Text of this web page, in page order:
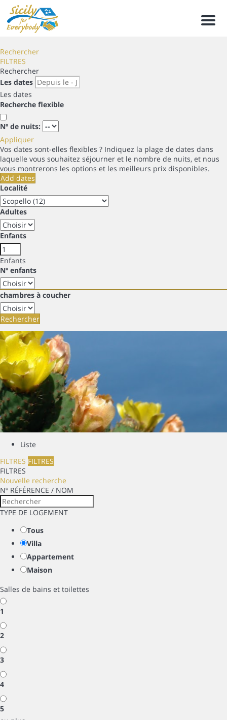
Menu
Rechercher
FILTRES
Rechercher
Les dates
Les dates
Recherche flexible
Nº de nuits:
Appliquer
Vos dates sont-elles flexibles ? Indiquez la plage de dates dans
laquelle vous souhaitez séjourner et le nombre de nuits, et nous
vous montrerons les options et les meilleurs prix disponibles.
Add dates
Localité
Adultes
Enfants
Enfants
Nº enfants
chambres à coucher
Rechercher
Liste
FILTRES FILTRES
FILTRES
Nouvelle recherche
Nº RÉFÉRENCE / NOM
TYPE DE LOGEMENT
Tous
Villa
Appartement
Maison
Salles de bains et toilettes
1
2
3
4
5